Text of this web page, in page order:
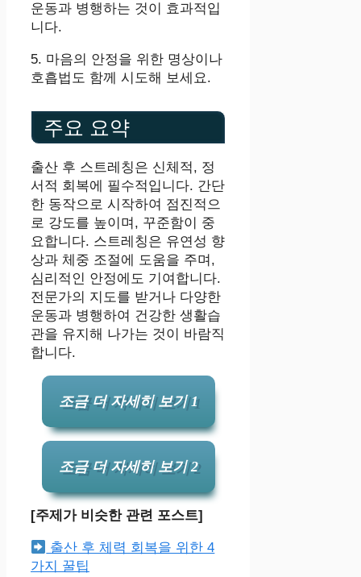
운동과 병행하는 것이 효과적입
니다.
5. 마음의 안정을 위한 명상이나
호흡법도 함께 시도해 보세요.
주요 요약
출산 후 스트레칭은 신체적, 정
서적 회복에 필수적입니다. 간단
한 동작으로 시작하여 점진적으
로 강도를 높이며, 꾸준함이 중
요합니다. 스트레칭은 유연성 향
상과 체중 조절에 도움을 주며,
심리적인 안정에도 기여합니다.
전문가의 지도를 받거나 다양한
운동과 병행하여 건강한 생활습
관을 유지해 나가는 것이 바람직
합니다.
조금 더 자세히 보기 1
조금 더 자세히 보기 2
[주제가 비슷한 관련 포스트]
출산 후 체력 회복을 위한 4
가지 꿀팁